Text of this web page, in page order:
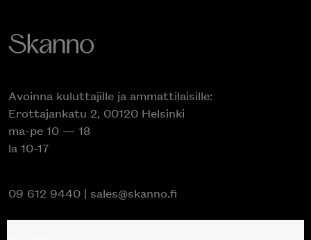
Avoinna kuluttajille ja ammattilaisille:
Erottajankatu 2, 00120 Helsinki
ma-pe 10 — 18
la 10-17
09 612 9440 | sales@skanno.fi